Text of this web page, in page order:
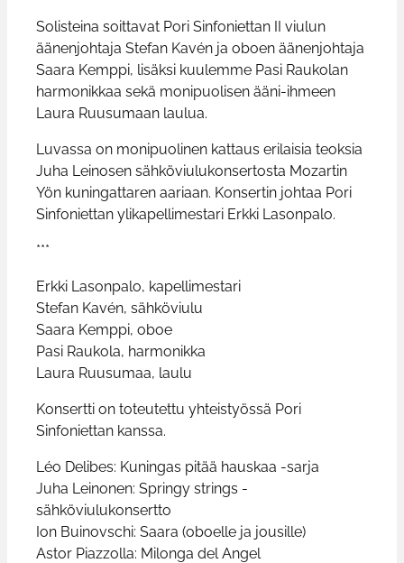
Solisteina soittavat Pori Sinfoniettan II viulun
äänenjohtaja Stefan Kavén ja oboen äänenjohtaja
Saara Kemppi, lisäksi kuulemme Pasi Raukolan
harmonikkaa sekä monipuolisen ääni-ihmeen
Laura Ruusumaan laulua.
Luvassa on monipuolinen kattaus erilaisia teoksia
Juha Leinosen sähköviulukonsertosta Mozartin
Yön kuningattaren aariaan. Konsertin johtaa Pori
Sinfoniettan ylikapellimestari Erkki Lasonpalo.
***
Erkki Lasonpalo, kapellimestari
Stefan Kavén, sähköviulu
Saara Kemppi, oboe
Pasi Raukola, harmonikka
Laura Ruusumaa, laulu
Konsertti on toteutettu yhteistyössä Pori
Sinfoniettan kanssa.
Léo Delibes: Kuningas pitää hauskaa -sarja
Juha Leinonen: Springy strings -
sähköviulukonsertto
Ion Buinovschi: Saara (oboelle ja jousille)
Astor Piazzolla: Milonga del Angel